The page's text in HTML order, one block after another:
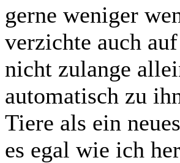
gerne weniger
verzichte auch
nicht zulange
automatisch zu
Tiere als ein
es egal wie ich